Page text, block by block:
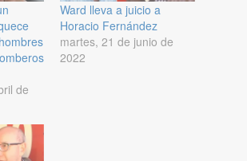
de
Ward lleva a juicio a
Horacio Fernández
martes, 21 de junio de
2022